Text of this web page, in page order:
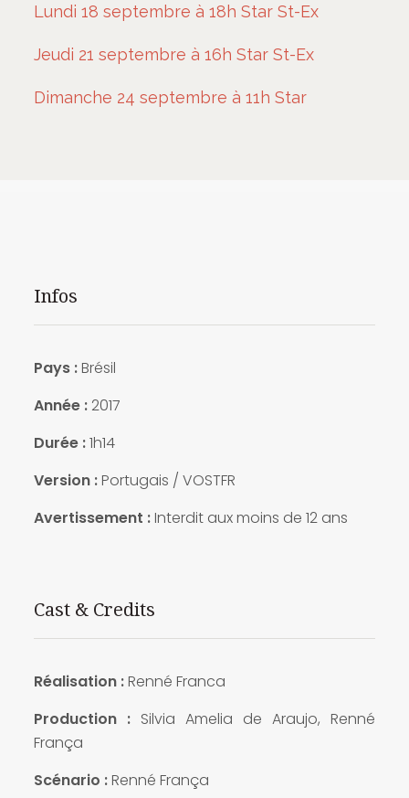
Lundi 18 septembre à 18h Star St-Ex
Jeudi 21 septembre à 16h Star St-Ex
Dimanche 24 septembre à 11h Star
Infos
Pays :Brésil
Année :2017
Durée :1h14
Version :Portugais / VOSTFR
Avertissement :Interdit aux moins de 12 ans
Cast & Credits
Réalisation :Renné Franca
Production : Silvia Amelia de Araujo, Renné
França
Scénario :Renné França